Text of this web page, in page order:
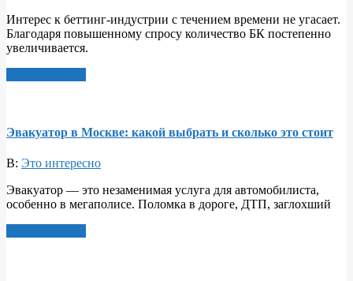
Интерес к беттинг-индустрии с течением времени не угасает.
Благодаря повышенному спросу количество БК постепенно
увеличивается.
Эвакуатор в Москве: какой выбрать и сколько это стоит
В: Это интересно
Эвакуатор — это незаменимая услуга для автомобилиста,
особенно в мегаполисе. Поломка в дороге, ДТП, заглохший